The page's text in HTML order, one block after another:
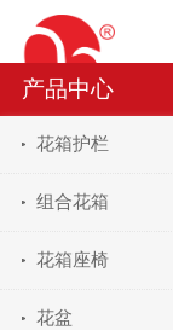
产品中心
花箱护栏
组合花箱
花箱座椅
花盆